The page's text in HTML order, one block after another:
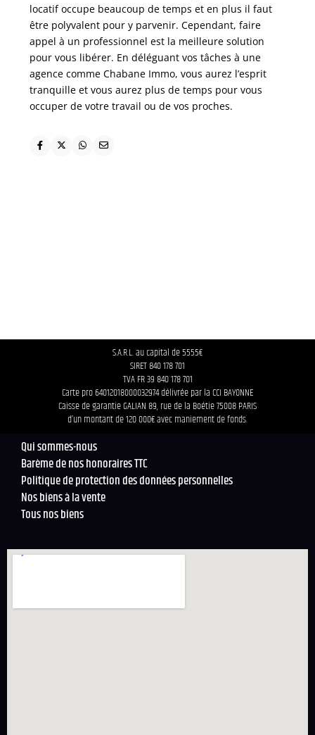
locatif occupe beaucoup de temps et en plus il faut
être polyvalent pour y parvenir. Cependant, faire
appel à un professionnel est la meilleure solution
pour vous libérer. En déléguant vos tâches à une
agence comme Chabane Immo, vous aurez l’esprit
tranquille et vous aurez plus de temps pour vous
occuper de votre travail ou de vos proches.
S.A.R.L. au capital de 5555€
SIRET 840 178 701
TVA FR 39 840 178 701
Carte pro 64012018000032974 délivrée par la CCI BAYONNE
Caisse de garantie GALIAN 89, rue de la Boétie 75008 PARIS
d’un montant de 120 000€ avec maniement de fonds.
Qui sommes-nous
Barème de nos honoraires TTC
Politique de protection des données personnelles
Nos biens à la vente
Tous nos biens